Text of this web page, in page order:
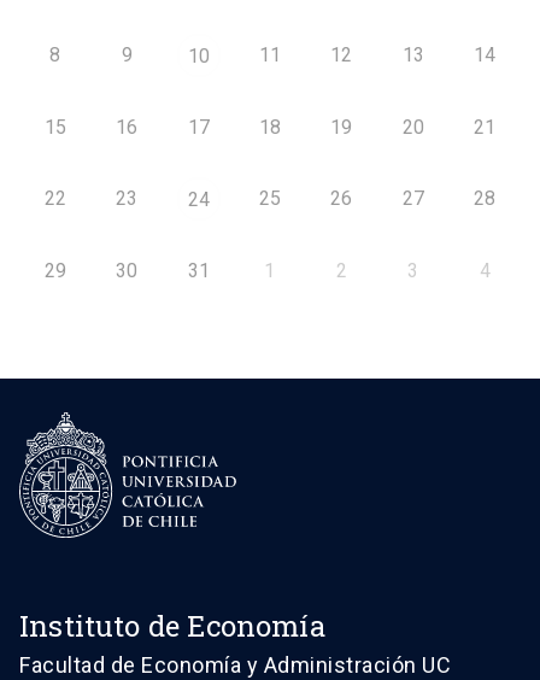
8 9 10 11 12 13 14
15 16 17 18 19 20 21
22 23 24 25 26 27 28
29 30 31 1 2 3 4
Instituto de Economía
Facultad de Economía y Administración UC